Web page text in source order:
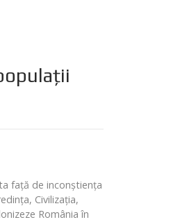
față de inconștiența
Civilizația,
România în